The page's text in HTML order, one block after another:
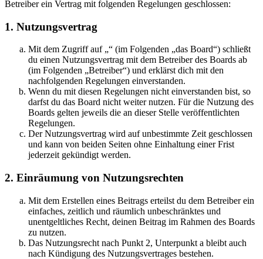
Betreiber ein Vertrag mit folgenden Regelungen geschlossen:
1. Nutzungsvertrag
Mit dem Zugriff auf „“ (im Folgenden „das Board“) schließt
du einen Nutzungsvertrag mit dem Betreiber des Boards ab
(im Folgenden „Betreiber“) und erklärst dich mit den
nachfolgenden Regelungen einverstanden.
Wenn du mit diesen Regelungen nicht einverstanden bist, so
darfst du das Board nicht weiter nutzen. Für die Nutzung des
Boards gelten jeweils die an dieser Stelle veröffentlichten
Regelungen.
Der Nutzungsvertrag wird auf unbestimmte Zeit geschlossen
und kann von beiden Seiten ohne Einhaltung einer Frist
jederzeit gekündigt werden.
2. Einräumung von Nutzungsrechten
Mit dem Erstellen eines Beitrags erteilst du dem Betreiber ein
einfaches, zeitlich und räumlich unbeschränktes und
unentgeltliches Recht, deinen Beitrag im Rahmen des Boards
zu nutzen.
Das Nutzungsrecht nach Punkt 2, Unterpunkt a bleibt auch
nach Kündigung des Nutzungsvertrages bestehen.